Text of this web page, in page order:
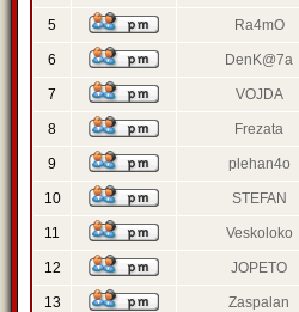
5 Ra4mO
6 DenK@7a
7 VOJDA
8 Frezata
9 plehan4o
10 STEFAN
11 Veskoloko
12 JOPETO
13 Zaspalan